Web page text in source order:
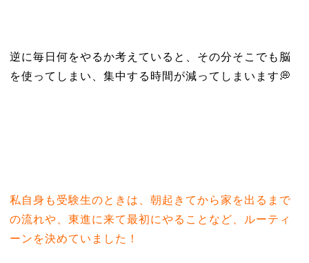
逆に毎日何をやるか考えていると、その分そこでも脳
を使ってしまい、集中する時間が減ってしまいます💭
私自身も受験生のときは、朝起きてから家を出るまで
の流れや、東進に来て最初にやることなど、ルーティ
ーンを決めていました！